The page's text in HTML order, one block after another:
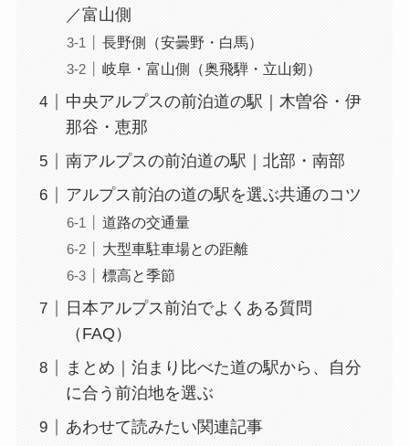
／富山側
長野側（安曇野・白馬）
岐阜・富山側（奥飛騨・立山剱）
中央アルプスの前泊道の駅｜木曽谷・伊
那谷・恵那
南アルプスの前泊道の駅｜北部・南部
アルプス前泊の道の駅を選ぶ共通のコツ
道路の交通量
大型車駐車場との距離
標高と季節
日本アルプス前泊でよくある質問
（FAQ）
まとめ｜泊まり比べた道の駅から、自分
に合う前泊地を選ぶ
あわせて読みたい関連記事